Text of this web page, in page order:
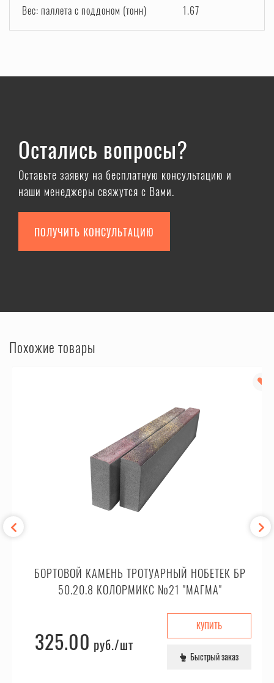
Вес: паллета с поддоном (тонн) 1.67
Остались вопросы?
Оставьте заявку на бесплатную консультацию и
наши менеджеры свяжутся с Вами.
ПОЛУЧИТЬ КОНСУЛЬТАЦИЮ
Похожие товары
БОРТОВОЙ КАМЕНЬ ТРОТУАРНЫЙ НОБЕТЕК БР
50.20.8 КОЛОРМИКС №21 "МАГМА"
325.00 руб./шт
КУПИТЬ
Быстрый заказ